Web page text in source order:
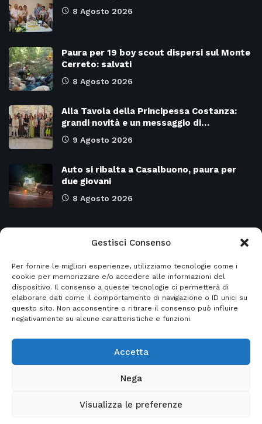
Gestisci Consenso
Per fornire le migliori esperienze, utilizziamo tecnologie come i
cookie per memorizzare e/o accedere alle informazioni del
dispositivo. Il consenso a queste tecnologie ci permetterà di
elaborare dati come il comportamento di navigazione o ID unici su
questo sito. Non acconsentire o ritirare il consenso può influire
negativamente su alcune caratteristiche e funzioni.
Accetta
Nega
Visualizza le preferenze
8 Agosto 2026
Paura per 19 boy scout dispersi sul Monte
Cerreto: salvati
8 Agosto 2026
Alla Tavola della Principessa Costanza:
grandi novità e un messaggio di…
9 Agosto 2026
Auto si ribalta a Casalbuono, paura per
due giovani
8 Agosto 2026
Attualità 8978
Cronaca 6483
Primo piano 5963
SALERNO e Provincia 4135
Regione CAMPANIA 2132
Regione BASILICATA
- Italia2news powered by